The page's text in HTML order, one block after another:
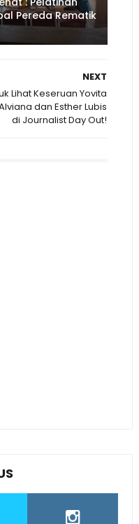
Pereda Rematik
NEXT
Lihat Keseruan Yovita
dan Esther Lubis
di Journalist Day Out!